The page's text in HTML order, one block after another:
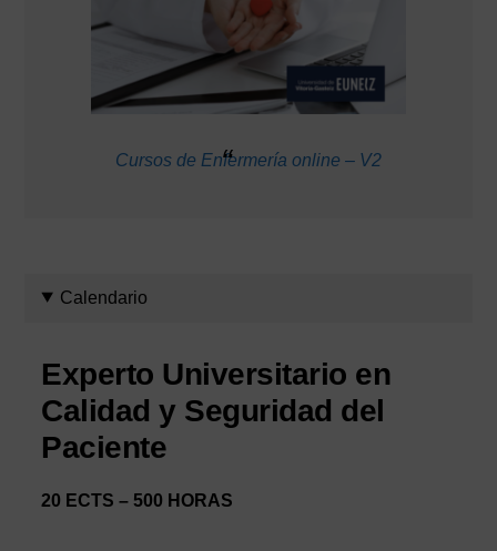
Cursos de Enfermería online – V2
Calendario
Experto Universitario en
Calidad y Seguridad del
Paciente
20 ECTS – 500 HORAS